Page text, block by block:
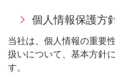
個人情報保護方
当社は、個人情報の重要
扱いについて、基本方針
す。